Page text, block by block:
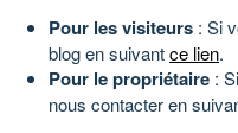
Pour les visiteurs : Si
blog en suivantce lien.
Pour le propriétaire :
nous contacter en